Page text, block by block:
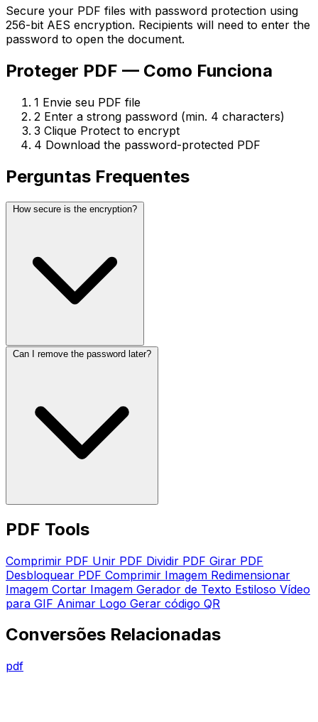
Secure your PDF files with password protection using
256-bit AES encryption. Recipients will need to enter the
password to open the document.
Proteger PDF — Como Funciona
1 Envie seu PDF file
2 Enter a strong password (min. 4 characters)
3 Clique Protect to encrypt
4 Download the password-protected PDF
Perguntas Frequentes
How secure is the encryption?
Can I remove the password later?
PDF Tools
Comprimir PDF Unir PDF Dividir PDF Girar PDF
Desbloquear PDF Comprimir Imagem Redimensionar
Imagem Cortar Imagem Gerador de Texto Estiloso Vídeo
para GIF Animar Logo Gerar código QR
Conversões Relacionadas
pdf